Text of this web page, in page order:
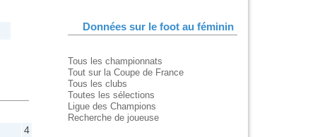
4
Données sur le foot au féminin
Tous les championnats
Tout sur la Coupe de France
Tous les clubs
Toutes les sélections
Ligue des Champions
Recherche de joueuse